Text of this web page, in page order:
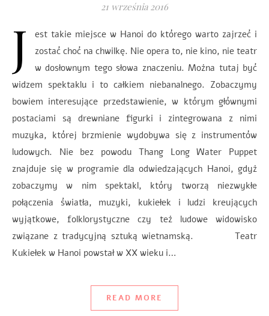
21 września 2016
J
est takie miejsce w Hanoi do którego warto zajrzeć i
zostać choć na chwilkę. Nie opera to, nie kino, nie teatr
w dosłownym tego słowa znaczeniu. Można tutaj być
widzem spektaklu i to całkiem niebanalnego. Zobaczymy
bowiem interesujące przedstawienie, w którym głównymi
postaciami są drewniane figurki i zintegrowana z nimi
muzyka, której brzmienie wydobywa się z instrumentów
ludowych. Nie bez powodu Thang Long Water Puppet
znajduje się w programie dla odwiedzających Hanoi, gdyż
zobaczymy w nim spektakl, który tworzą niezwykłe
połączenia światła, muzyki, kukiełek i ludzi kreujących
wyjątkowe, folklorystyczne czy też ludowe widowisko
związane z tradycyjną sztuką wietnamską. Teatr
Kukiełek w Hanoi powstał w XX wieku i…
READ MORE